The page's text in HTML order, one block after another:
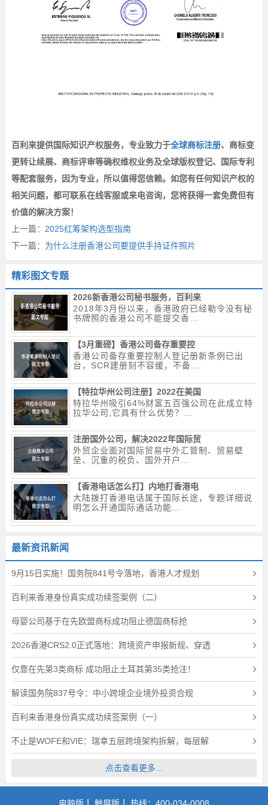
百利来提供国际知识产权服务，专业致力于全球商标注册、商标变
更转让续展、商标评审等确权维权业务及全球版权登记、国际专利
等配套服务，因为专业，所以值得您信赖。如您有任何知识产权的
相关问题，都可联系在线客服或来电咨询，您将获得一套免费但有
价值的解决方案！
上一篇： 2025红筹架构选型指南
下一篇： 为什么注册香港公司要提供手持证件照片
精彩图文专题
2026新香港公司秘书服务，百利来
2018年3月份以来，香港政府已经勒令没有秘
书牌照的香港公司不能提交香...
【3月重磅】香港公司备存重要控
香港公司备存重要控制人登记册新条例已出
台，SCR建册刻不容缓，不备...
【特拉华州公司注册】2022在美国
特拉华州吸引64%财富五百强公司在此成立特
拉华公司,它具有什么优势？...
注册国外公司，解决2022年国际贸
外贸企业面对国际贸易中外汇管制、贸易壁
垒、沉重的税负、国外开户...
【香港电话怎么打】内地打香港电
大陆拨打香港电话属于国际长途，专题详细说
明怎么开通国际通话功能...
最新资讯新闻
9月15日实施！国务院841号令落地，香港人才规划
百利来香港身份真实成功续签案例（二）
母婴公司基于在先欧盟商标成功阻止德国商标抢
2026香港CRS2.0正式落地：跨境资产申报新规、穿透
仅靠在先第3类商标 成功阻止土耳其第35类抢注！
解读国务院837号令：中小跨境企业境外投资合规
百利来香港身份真实成功续签案例（一）
不止是WOFE和VIE：瑞幸五层跨境架构拆解，每层解
点击查看更多...
电脑版 触屏版 热线：400-034-0008